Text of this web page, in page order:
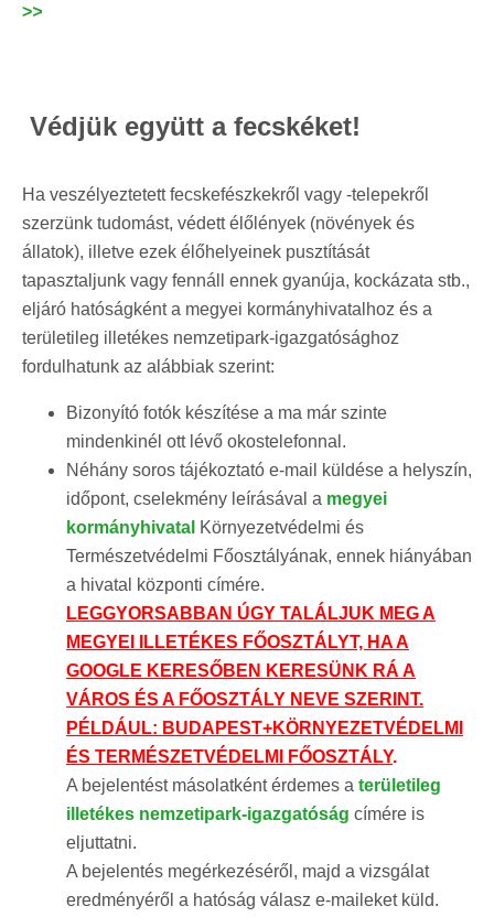
>>
Védjük együtt a fecskéket!
Ha veszélyeztetett fecskefészkekről vagy -telepekről
szerzünk tudomást, védett élőlények (növények és
állatok), illetve ezek élőhelyeinek pusztítását
tapasztaljunk vagy fennáll ennek gyanúja, kockázata stb.,
eljáró hatóságként a megyei kormányhivatalhoz és a
területileg illetékes nemzetipark-igazgatósághoz
fordulhatunk az alábbiak szerint:
Bizonyító fotók készítése a ma már szinte
mindenkinél ott lévő okostelefonnal.
Néhány soros tájékoztató e-mail küldése a helyszín,
időpont, cselekmény leírásával a megyei
kormányhivatal Környezetvédelmi és
Természetvédelmi Főosztályának, ennek hiányában
a hivatal központi címére.
LEGGYORSABBAN ÚGY TALÁLJUK MEG A
MEGYEI ILLETÉKES FŐOSZTÁLYT, HA A
GOOGLE KERESŐBEN KERESÜNK RÁ A
VÁROS ÉS A FŐOSZTÁLY NEVE SZERINT.
PÉLDÁUL: BUDAPEST+KÖRNYEZETVÉDELMI
ÉS TERMÉSZETVÉDELMI FŐOSZTÁLY.
A bejelentést másolatként érdemes a területileg
illetékes nemzetipark-igazgatóság címére is
eljuttatni.
A bejelentés megérkezéséről, majd a vizsgálat
eredményéről a hatóság válasz e-maileket küld.